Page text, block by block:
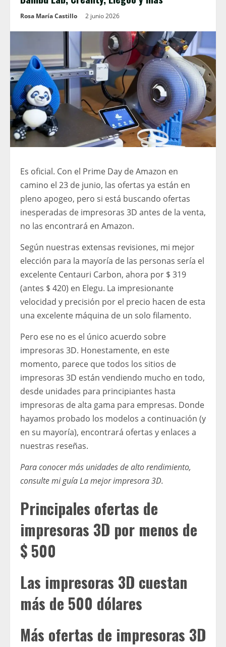
Rosa María Castillo 2 junio 2026
Es oficial. Con el Prime Day de Amazon en
camino el 23 de junio, las ofertas ya están en
pleno apogeo, pero si está buscando ofertas
inesperadas de impresoras 3D antes de la venta,
no las encontrará en Amazon.
Según nuestras extensas revisiones, mi mejor
elección para la mayoría de las personas sería el
excelente Centauri Carbon, ahora por $ 319
(antes $ 420) en Elegu. La impresionante
velocidad y precisión por el precio hacen de esta
una excelente máquina de un solo filamento.
Pero ese no es el único acuerdo sobre
impresoras 3D. Honestamente, en este
momento, parece que todos los sitios de
impresoras 3D están vendiendo mucho en todo,
desde unidades para principiantes hasta
impresoras de alta gama para empresas. Donde
hayamos probado los modelos a continuación (y
en su mayoría), encontrará ofertas y enlaces a
nuestras reseñas.
Para conocer más unidades de alto rendimiento,
consulte mi guíaLa mejor impresora 3D.
Principales ofertas de
impresoras 3D por menos de
$ 500
Las impresoras 3D cuestan
más de 500 dólares
Más ofertas de impresoras 3D